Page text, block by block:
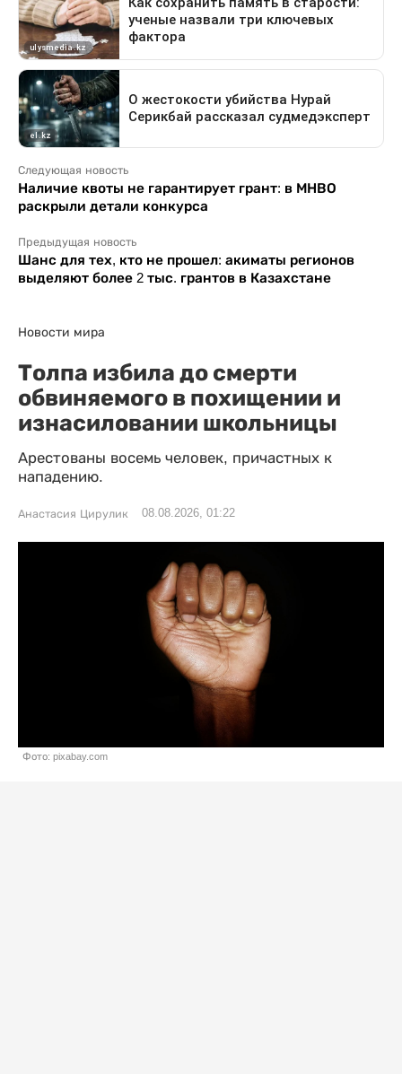
Следующая новость
Наличие квоты не гарантирует грант: в МНВО
раскрыли детали конкурса
Предыдущая новость
Шанс для тех, кто не прошел: акиматы регионов
выделяют более 2 тыс. грантов в Казахстане
Новости мира
Толпа избила до смерти
обвиняемого в похищении и
изнасиловании школьницы
Арестованы восемь человек, причастных к
нападению.
Анастасия Цирулик 08.08.2026, 01:22
Фото: pixabay.com